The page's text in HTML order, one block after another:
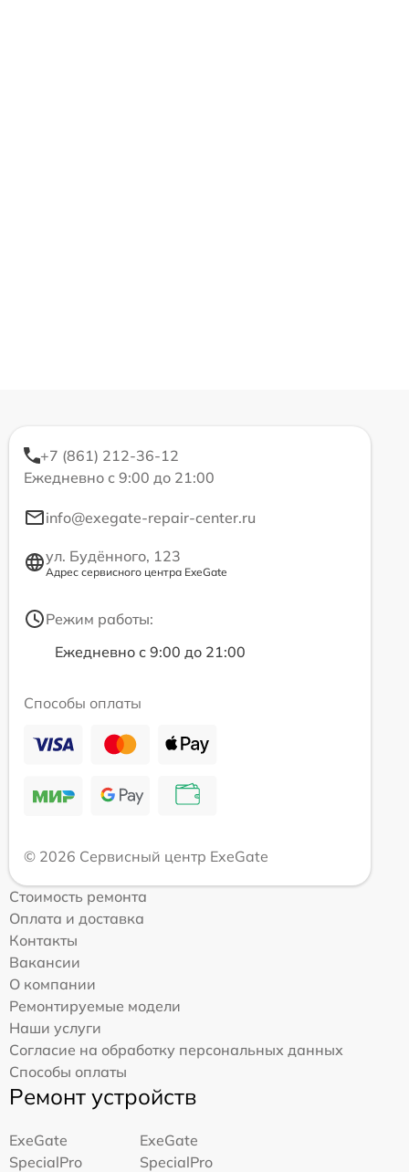
+7 (861) 212-36-12
Ежедневно с 9:00 до 21:00
info@exegate-repair-center.ru
ул. Будённого, 123
Адрес сервисного центра ExeGate
Режим работы:
Ежедневно с 9:00 до 21:00
Способы оплаты
© 2026 Сервисный центр ExeGate
Стоимость ремонта
Оплата и доставка
Контакты
Вакансии
О компании
Ремонтируемые модели
Наши услуги
Согласие на обработку персональных данных
Способы оплаты
Ремонт устройств
ExeGate
SpecialPro
ExeGate
SpecialPro